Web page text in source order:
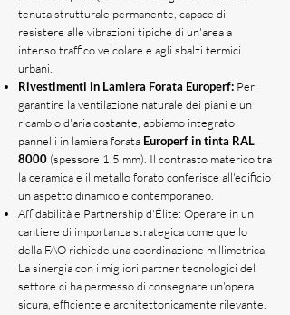
tenuta strutturale permanente, capace di
resistere alle vibrazioni tipiche di un'area a
intenso traffico veicolare e agli sbalzi termici
urbani.
Rivestimenti in Lamiera Forata Europerf: Per
garantire la ventilazione naturale dei piani e un
ricambio d'aria costante, abbiamo integrato
pannelli in lamiera forata Europerf in tinta RAL
8000 (spessore 1.5 mm). Il contrasto materico tra
la ceramica e il metallo forato conferisce all'edificio
un aspetto dinamico e contemporaneo.
Affidabilità e Partnership d'Élite: Operare in un
cantiere di importanza strategica come quello
della FAO richiede una coordinazione millimetrica.
La sinergia con i migliori partner tecnologici del
settore ci ha permesso di consegnare un'opera
sicura, efficiente e architettonicamente rilevante.